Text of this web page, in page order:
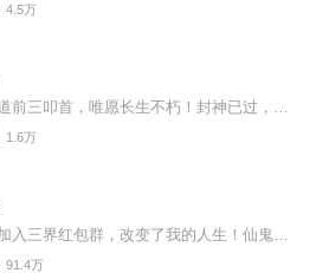
4.5万
1.6万
91.4万